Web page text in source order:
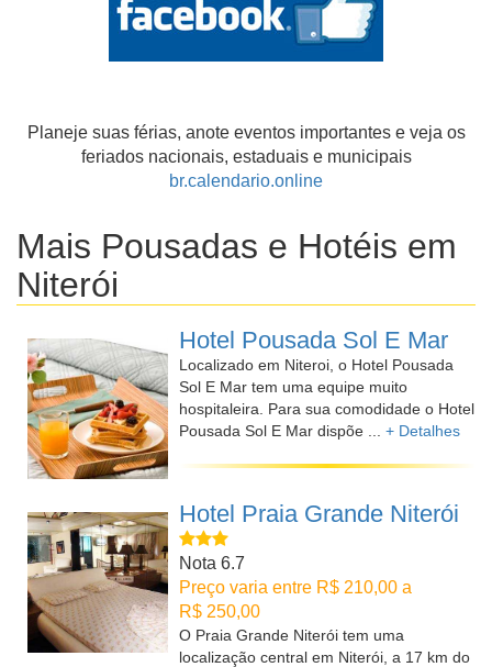
Planeje suas férias, anote eventos importantes e veja os
feriados nacionais, estaduais e municipais
br.calendario.online
Mais Pousadas e Hotéis em
Niterói
Hotel Pousada Sol E Mar
Localizado em Niteroi, o Hotel Pousada
Sol E Mar tem uma equipe muito
hospitaleira. Para sua comodidade o Hotel
Pousada Sol E Mar dispõe ... + Detalhes
Hotel Praia Grande Niterói
Nota 6.7
Preço varia entre R$ 210,00 a
R$ 250,00
O Praia Grande Niterói tem uma
localização central em Niterói, a 17 km do